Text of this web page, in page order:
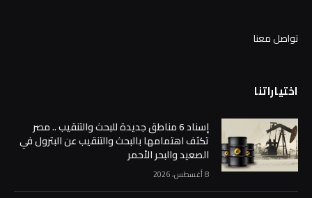
تواصل معنا
اختياراتنا
إسناد 6 مناطق جديدة للبحث والتنقيب .. مصر
تكثف اهتمامها بالبحث والتنقيب عن البترول في
الصعيد والبحر الأحمر
8 أغسطس، 2026